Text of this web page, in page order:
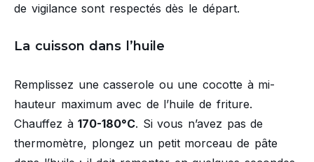
de vigilance sont respectés dès le départ.
La cuisson dans l’huile
Remplissez une casserole ou une cocotte à mi-
hauteur maximum avec de l’huile de friture.
Chauffez à170-180°C. Si vous n’avez pas de
thermomètre, plongez un petit morceau de pâte